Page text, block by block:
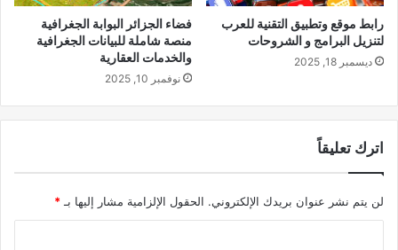
رابط موقع وتطبيق التقنية للعرب
لتنزيل البرامج و الشروحات
ديسمبر 18, 2025
فضاء الجزائر البوابة الجغرافية
منصة شاملة للبيانات الجغرافية
والخدمات العقارية
نوفمبر 10, 2025
اترك تعليقاً
لن يتم نشر عنوان بريدك الإلكتروني. الحقول الإلزامية مشار إليها بـ*